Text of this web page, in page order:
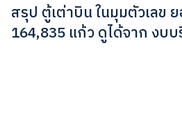
สรุป ตู้เต่าบิน ในมุมตัวเลข
164,835 แก้ว ดูได้จาก งบบ